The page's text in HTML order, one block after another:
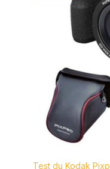
Test du Kodak